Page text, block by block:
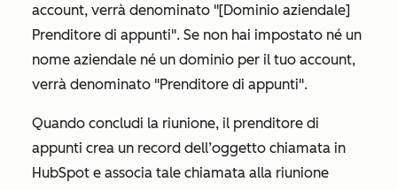
account, verrà denominato "[Dominio aziendale]
Prenditore di appunti". Se non hai impostato né un
nome aziendale né un dominio per il tuo account,
verrà denominato "Prenditore di appunti".
Quando concludi la riunione, il prenditore di
appunti crea un record dell’oggetto chiamata in
HubSpot e associa tale chiamata alla riunione